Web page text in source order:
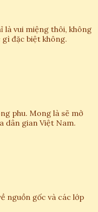
là vui miệng thôi, không
đặc biệt không.
phu. Mong là sẽ mở
dân gian Việt Nam.
nguồn gốc và các lớp